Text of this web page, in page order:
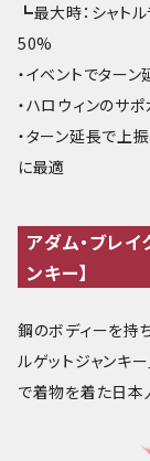
┗最大時：シャト
50%
・イベントでター
・ハロウィンのサ
・ターン延長で上
に最適
アダム・ブレイ
ンキー】
鋼のボディーを持
ルゲットジャンキ
で着物を着た日本